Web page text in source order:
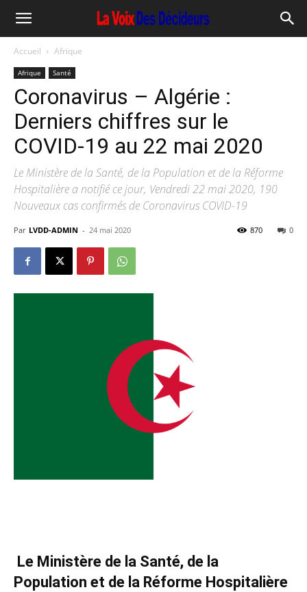
Accueil Afrique
Afrique Santé
Coronavirus – Algérie :
Derniers chiffres sur le
COVID-19 au 22 mai 2020
Le Ministère de la Santé, de la Population et de la Réforme
Hospitalière a notifié ce jour, Vendredi 22 mai 2020, 190
Nouveaux cas confirmés de Coronavirus COVID-19
Par LVDD-ADMIN - 24 mai 2020 0
870
Le Ministère de la Santé, de la
Population et de la Réforme Hospitalière